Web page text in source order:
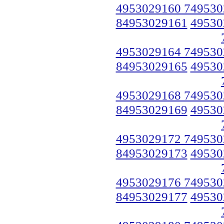
4953029160
84953029161
4953029164
84953029165
4953029168
84953029169
4953029172
84953029173
4953029176
84953029177